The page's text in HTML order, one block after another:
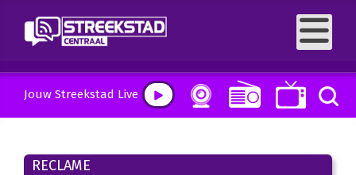
Jouw Streekstad Live
RECLAME